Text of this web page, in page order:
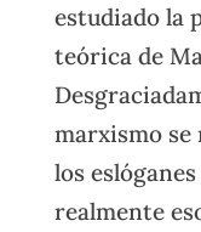
estudiado la
teórica de
marxismo se
los
realmente